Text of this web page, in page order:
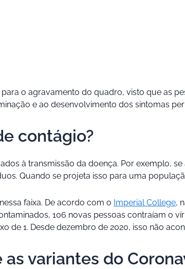
o agravamento do quadro, visto que as
e ao desenvolvimento dos sintomas
contágio?
à transmissão da doença. Por exemplo,
Quando se projeta isso para uma
faixa. De acordo com o Imperial College,
106 novas pessoas contraíam o
de 1. Desde dezembro de 2020, isso não
variantes do